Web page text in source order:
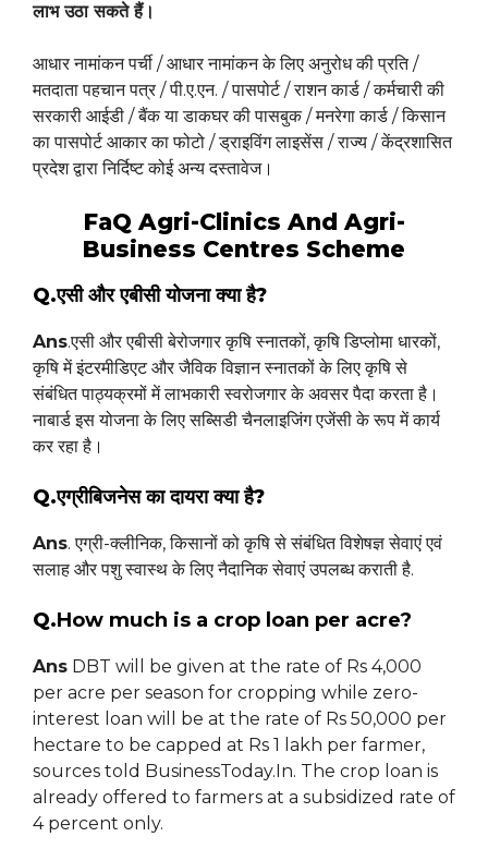
लाभ उठा सकते हैं।
आधार नामांकन पर्ची / आधार नामांकन के लिए अनुरोध की प्रति /
मतदाता पहचान पत्र / पी.ए.एन. / पासपोर्ट / राशन कार्ड / कर्मचारी की
सरकारी आईडी / बैंक या डाकघर की पासबुक / मनरेगा कार्ड / किसान
का पासपोर्ट आकार का फोटो / ड्राइविंग लाइसेंस / राज्य / केंद्रशासित
प्रदेश द्वारा निर्दिष्ट कोई अन्य दस्तावेज।
FaQ Agri-Clinics And Agri-
Business Centres Scheme
Q.एसी और एबीसी योजना क्या है?
Ans.एसी और एबीसी बेरोजगार कृषि स्नातकों, कृषि डिप्लोमा धारकों,
कृषि में इंटरमीडिएट और जैविक विज्ञान स्नातकों के लिए कृषि से
संबंधित पाठ्यक्रमों में लाभकारी स्वरोजगार के अवसर पैदा करता है।
नाबार्ड इस योजना के लिए सब्सिडी चैनलाइजिंग एजेंसी के रूप में कार्य
कर रहा है।
Q.एग्रीबिजनेस का दायरा क्या है?
Ans. एग्री-क्लीनिक, किसानों को कृषि से संबंधित विशेषज्ञ सेवाएं एवं
सलाह और पशु स्वास्थ के लिए नैदानिक सेवाएं उपलब्ध कराती है.
Q.How much is a crop loan per acre?
Ans DBT will be given at the rate of Rs 4,000
per acre per season for cropping while zero-
interest loan will be at the rate of Rs 50,000 per
hectare to be capped at Rs 1 lakh per farmer,
sources told BusinessToday.In. The crop loan is
already offered to farmers at a subsidized rate of
4 percent only.